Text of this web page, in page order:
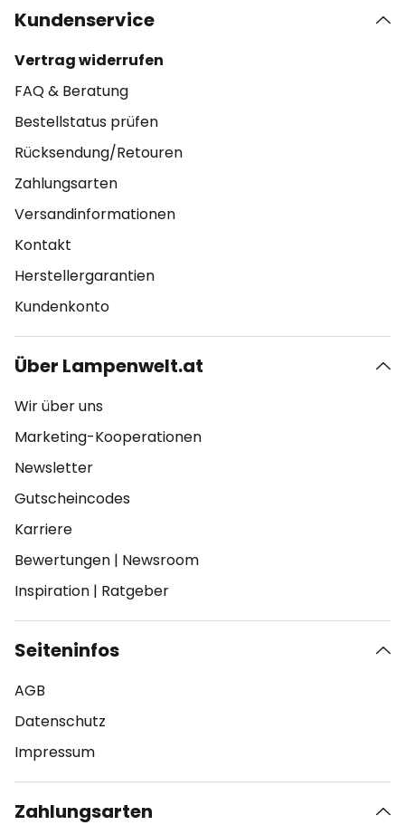
Kundenservice
Vertrag widerrufen
FAQ & Beratung
Bestellstatus prüfen
Rücksendung/Retouren
Zahlungsarten
Versandinformationen
Kontakt
Herstellergarantien
Kundenkonto
Über Lampenwelt.at
Wir über uns
Marketing-Kooperationen
Newsletter
Gutscheincodes
Karriere
Bewertungen | Newsroom
Inspiration | Ratgeber
Seiteninfos
AGB
Datenschutz
Impressum
Zahlungsarten